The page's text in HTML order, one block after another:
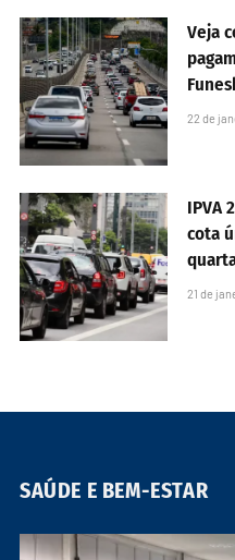
Veja
22 de
IPVA
cota
21 de
SAÚDE E BEM-ESTAR